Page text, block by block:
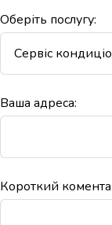
Оберіть послугу:
Ваша адреса:
Короткий